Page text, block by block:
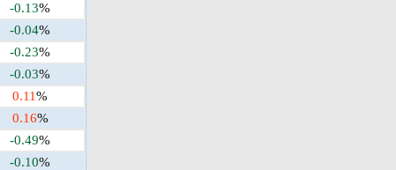
-0.13%
-0.04%
-0.23%
-0.03%
0.11%
0.16%
-0.49%
-0.10%